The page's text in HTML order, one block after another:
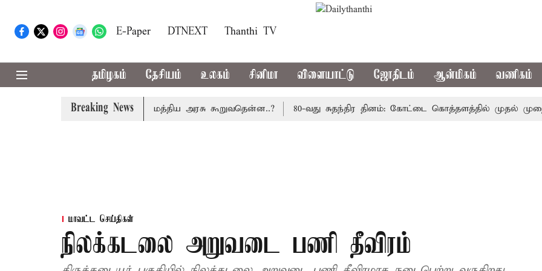
E-Paper DTNEXT Thanthi TV
தமிழகம் தேசியம் உலகம் சினிமா விளையாட்டு ஜோதிடம் ஆன்மிகம் வணிகம்
Breaking News
கட்டணம் வசூலிக்கப்படாது: மத்திய அரசு கூறுவதென்ன..? 80-வது சுதந்திர தினம்: கோட்டை கொத்தளத்தில் முதல்
மாவட்ட செய்திகள்
நிலக்கடலை அறுவடை பணி தீவிரம்